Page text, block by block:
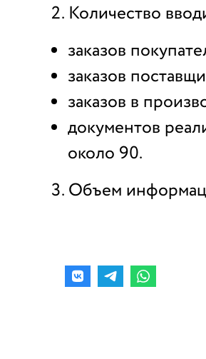
Количество
заказов
заказов
заказов в
документов
около 90.
Объем